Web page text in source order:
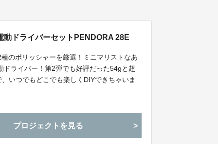
ドライバーセットPENDORA 28E
のポリッシャーを厳選！ミニマリストなあ
ライバー！第2弾でも好評だった54gと超
いつでもどこでも楽しくDIYできちゃいま
プロジェクトを見る